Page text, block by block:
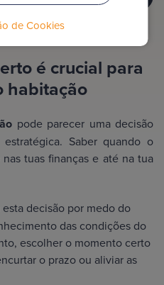
de Cookies
é crucial para
habitação
pode parecer uma decisão
Saber quando o
tuas finanças e até na tua
esta decisão por medo do
das condições do
escolher o momento certo
o prazo ou aliviar as